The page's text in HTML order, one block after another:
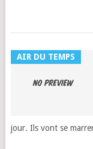
AIR DU TEMPS
jour. Ils vont se